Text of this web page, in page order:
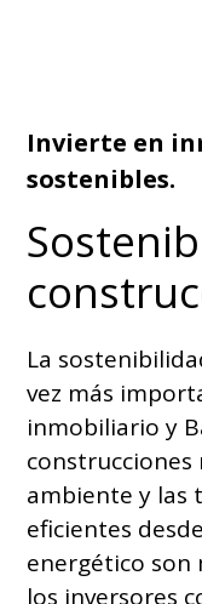
Invierte en
sostenibles.
La
vez más
inmobiliario y
construcciones
ambiente y las
eficientes
energético
los inversores